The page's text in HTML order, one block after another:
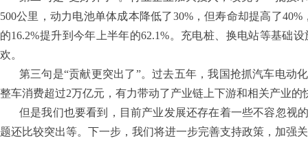
500公里，动力电池单体成本降低了30%，但寿命却提高了
的16.2%提升到今年上半年的62.1%。充电桩、换电站等基础
欢。
第三句是“贡献更突出了”。过去五年，我国抢抓汽车电动
整车消费超过2万亿元，有力带动了产业链上下游和相关产业
但是我们也要看到，目前产业发展还存在着一些不容忽视
题还比较突出等。下一步，我们将进一步完善支持政策，加强